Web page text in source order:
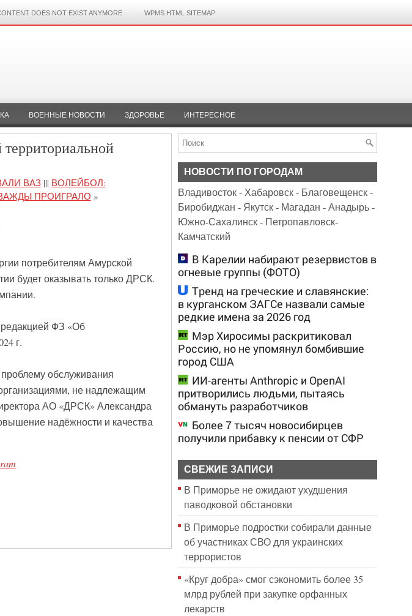
DOES NOT EXIST ANYMORE WPMS HTML SITEMAP
ВОЕННЫЕ НОВОСТИ ЗДОРОВЬЕ ИНТЕРЕСНОЕ
ВАЗ||| ВОЛЕЙБОЛ:
ПРОИГРАЛО »
потребителям Амурской
будет оказывать только ДРСК.
ФЗ «Об
г.
обслуживания
не надлежащим
АО «ДРСК» Александра
надёжности и качества
НОВОСТИ ПО ГОРОДАМ
Владивосток-Хабаровск- Благовещенск-
Биробиджан - Якутск- Магадан -Анадырь-
Южно-Сахалинск- Петропавловск-
Камчатский
В Карелии набирают резервистов в
огневые группы (ФОТО)
Тренд на греческие и славянские:
в курганском ЗАГСе назвали самые
редкие имена за 2026 год
Мэр Хиросимы раскритиковал
Россию, но не упомянул бомбившие
город США
ИИ-агенты Anthropic и OpenAI
притворились людьми, пытаясь
обмануть разработчиков
Более 7 тысяч новосибирцев
получили прибавку к пенсии от СФР
СВЕЖИЕ ЗАПИСИ
В Приморье не ожидают ухудшения
паводковой обстановки
В Приморье подростки собирали данные
об участниках СВО для украинских
террористов
«Круг добра» смог сэкономить более 35
млрд рублей при закупке орфанных
лекарств